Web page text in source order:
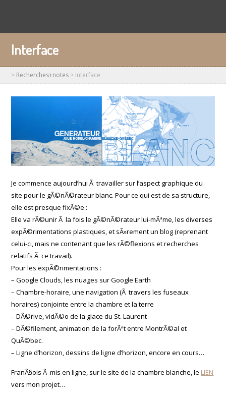
Interface
> Recherches+notes > Interface
Je commence aujourd’hui Ã travailler sur l’aspect graphique du
site pour le gÃ©nÃ©rateur blanc. Pour ce qui est de sa structure,
elle est presque fixÃ©e :
Elle va rÃ©unir Ã la fois le gÃ©nÃ©rateur lui-mÃªme, les diverses
expÃ©rimentations plastiques, et sÃ»rement un blog (reprenant
celui-ci, mais ne contenant que les rÃ©flexions et recherches
relatifs Ã ce travail).
Pour les expÃ©rimentations :
– Google Clouds, les nuages sur Google Earth
– Chambre-horaire, une navigation (Ã travers les fuseaux
horaires) conjointe entre la chambre et la terre
– DÃ©rive, vidÃ©o de la glace du St. Laurent
– DÃ©filement, animation de la forÃªt entre MontrÃ©al et
QuÃ©bec.
– Ligne d’horizon, dessins de ligne d’horizon, encore en cours…
FranÃ§ois Ã mis en ligne, sur le site de la chambre blanche, le LIEN
vers mon projet…